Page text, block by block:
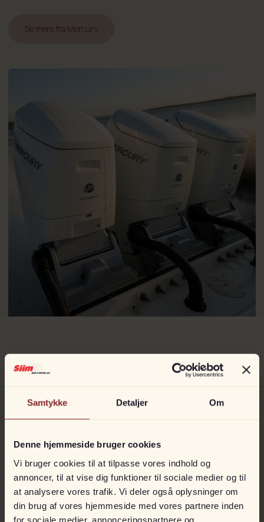
Samtykke Detaljer Om
Denne hjemmeside bruger cookies
Vi bruger cookies til at tilpasse vores indhold og
annoncer, til at vise dig funktioner til sociale medier og til
at analysere vores trafik. Vi deler også oplysninger om
din brug af vores hjemmeside med vores partnere inden
for sociale medier, annonceringspartnere og
Se mere fra Mercury
Andet fra